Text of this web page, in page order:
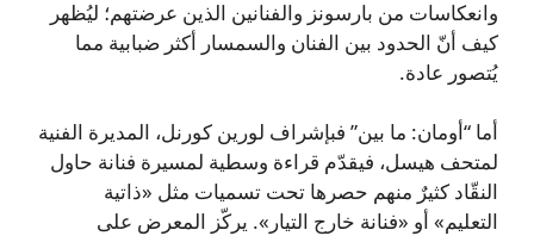
وانعكاسات من بارسونز والفنانين الذين عرضتهم؛ ليُظهر
كيف أنّ الحدود بين الفنان والسمسار أكثر ضبابية مما
يُتصور عادة.
أما “أومان: ما بين” فبإشراف لورين كورنل، المديرة الفنية
لمتحف هيسل، فيقدّم قراءة وسطية لمسيرة فنانة حاول
النقّاد كثيرٌ منهم حصرها تحت تسميات مثل «ذاتية
التعليم» أو «فنانة خارج التيار». يركّز المعرض على